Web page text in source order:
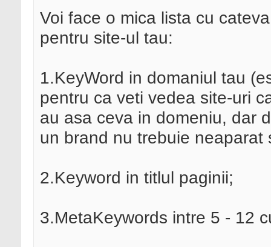
Voi face o mica lista cu
pentru site-ul tau:
1.KeyWord in domaniul tau
pentru ca veti vedea site-uri
au asa ceva in domeniu, dar
un brand nu trebuie neaparat
2.Keyword in titlul paginii;
3.MetaKeywords intre 5 - 12